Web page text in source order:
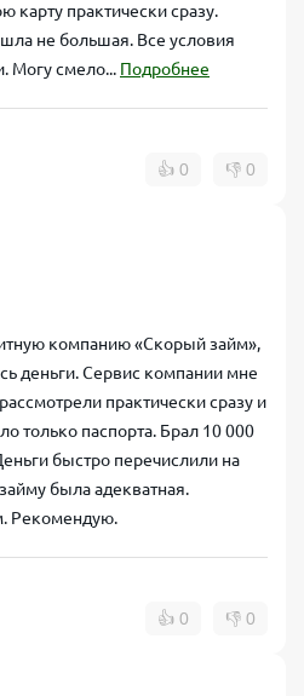
карту практически сразу.
не большая. Все условия
Могу смело... Подробнее
👍 0 👎 0
компанию «Скорый займ»,
деньги. Сервис компании мне
практически сразу и
только паспорта. Брал 10 000
быстро перечислили на
была адекватная.
Рекомендую.
👍 0 👎 0